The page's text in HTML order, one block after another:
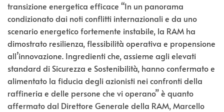
transizione energetica efficace “In un panorama
condizionato dai noti conflitti internazionali e da uno
scenario energetico fortemente instabile, la RAM ha
dimostrato resilienza, flessibilità operativa e propensione
all’innovazione. Ingredienti che, assieme agli elevati
standard di Sicurezza e Sostenibilità, hanno confermato e
alimentato la fiducia degli azionisti nei confronti della
raffineria e delle persone che vi operano” è quanto
affermato dal Direttore Generale della RAM, Marcello